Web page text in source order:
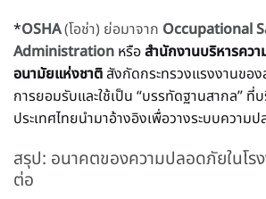
*OSHA(โอช่า) ย่อมาจาก Occupational
Administration หรือสำนักงานบริหารคว
อนามัยแห่งชาติสังกัดกระทรวงแรงงานของ
การยอมรับและใช้เป็น “บรรทัดฐานสากล” ที่
ประเทศไทยนำมาอ้างอิงเพื่อวางระบบความ
สรุป: อนาคตของความปลอดภัยในโร
ต่อ